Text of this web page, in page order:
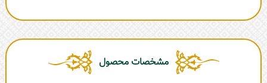
مشخصات محصول